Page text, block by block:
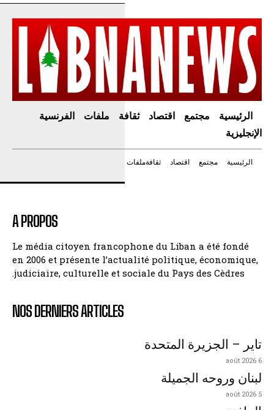
الرئيسية مجتمع اقتصاد ثقافة ملفات
الفرنسية
الإنجليزية
الرئيسية مجتمع اقتصاد ثقافةملفات
A PROPOS
Le média citoyen francophone du Liban a été fondé
en 2006 et présente l’actualité politique, économique,
judiciaire, culturelle et sociale du Pays des Cèdres.
NOS DERNIERS ARTICLES
تاير – الجزيرة المتحدة
6 août 2026
لبنان وروحه الجميلة
5 août 2026